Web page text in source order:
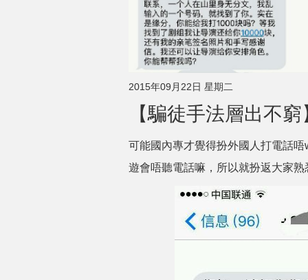
2015年09月22日 星期二
【騙徒手法層出不
可能國內專才覺得扮外國人打電話
遊會唔聽電話嘛，所以就扮返大家